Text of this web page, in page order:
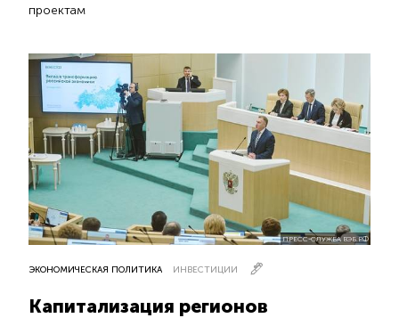
проектам
ЭКОНОМИЧЕСКАЯ ПОЛИТИКА ИНВЕСТИЦИИ
Капитализация регионов
ПРЕСС-СЛУЖБА ВЭБ.РФ